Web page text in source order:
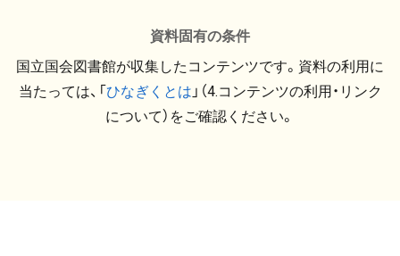
資料固有の条件
国立国会図書館が収集したコンテンツです。資料の利用に
当たっては、「ひなぎくとは 」（4.コンテンツの利用・リンク
について）をご確認ください。